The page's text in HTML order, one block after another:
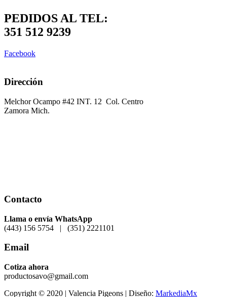
PEDIDOS AL TEL:
351 512 9239
Facebook
Dirección
Melchor Ocampo #42 INT. 12 Col. Centro
Zamora Mich.
Contacto
Llama o envía WhatsApp
(443) 156 5754 | (351) 2221101
Email
Cotiza ahora
productosavo@gmail.com
Copyright © 2020 | Valencia Pigeons | Diseño: MarkediaMx